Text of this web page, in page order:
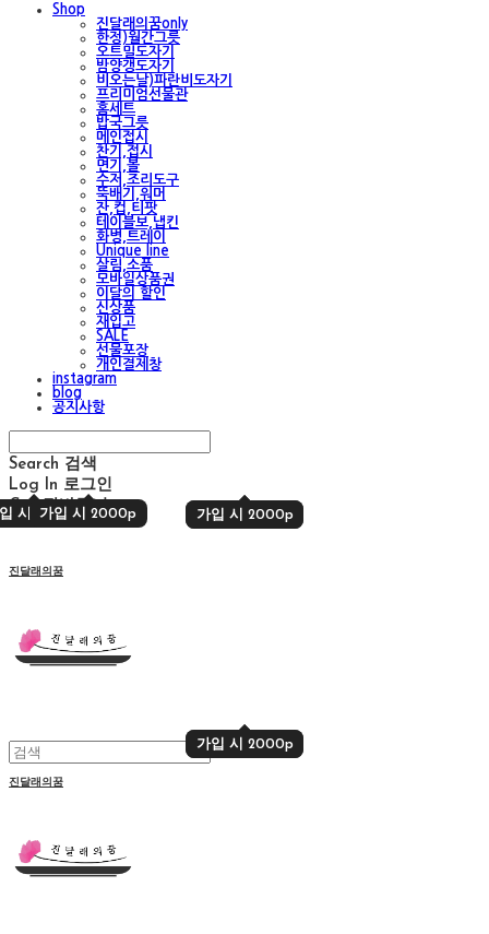
Shop
진달래의꿈only
한정)월간그릇
오트밀도자기
밤양갱도자기
비오는날)파란비도자기
프리미엄선물관
홈세트
밥국그릇
메인접시
찬기,접시
면기,볼
수저,조리도구
뚝배기,워머
잔,컵,티팟
테이블보,냅킨
화병,트레이
Unique line
살림,소품
모바일상품권
이달의 할인
신상품
재입고
SALE
선물포장
개인결제창
instagram
blog
공지사항
Search 검색
Log In
시 2000p
로그인
가입 시 2000p 가입 시 2000p
가입 시 2000p
Cart장바구니
진달래의꿈
가입 시 2000p
가입 시 2000p
진달래의꿈